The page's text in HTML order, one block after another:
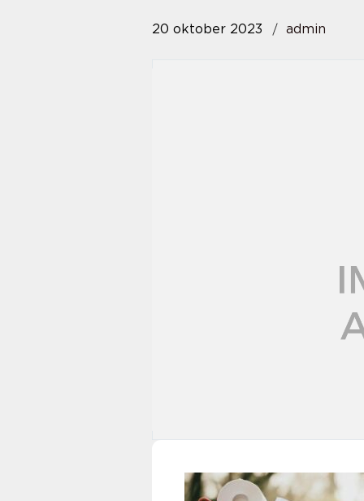
20 oktober 2023 admin